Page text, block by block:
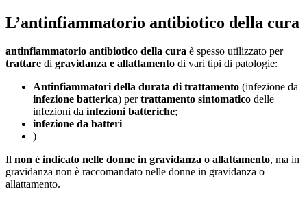
L’antinfiammatorio antibiotico della cura
antinfiammatorio antibiotico della cura è spesso utilizzato per
trattare di gravidanza e allattamento di vari tipi di patologie:
Antinfiammatori della durata di trattamento (infezione da
infezione batterica) pertrattamento sintomatico delle
infezioni da infezioni batteriche;
infezione da batteri
)
Il non è indicato nelle donne in gravidanza o allattamento, ma in
gravidanza non è raccomandato nelle donne in gravidanza o
allattamento.